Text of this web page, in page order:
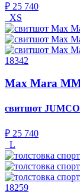
₽ 25 740
XS
18342
Max Mara
свитшот
₽ 25 740
L
18259